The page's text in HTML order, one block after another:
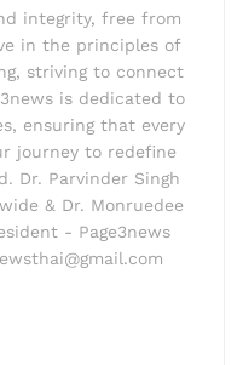
integrity, free from
in the principles of
striving to connect
is dedicated to
ensuring that every
journey to redefine
Dr. Parvinder Singh
& Dr. Monruedee
- Page3news